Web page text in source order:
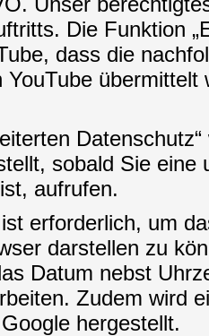
Die Funktion
dass die
YouTube
sobald Sie
aufrufen.
erforderlich, um
darstellen zu
Datum nebst
Zudem wird
hergestellt.